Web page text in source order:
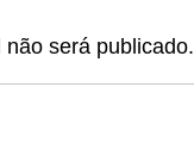
será publicado.